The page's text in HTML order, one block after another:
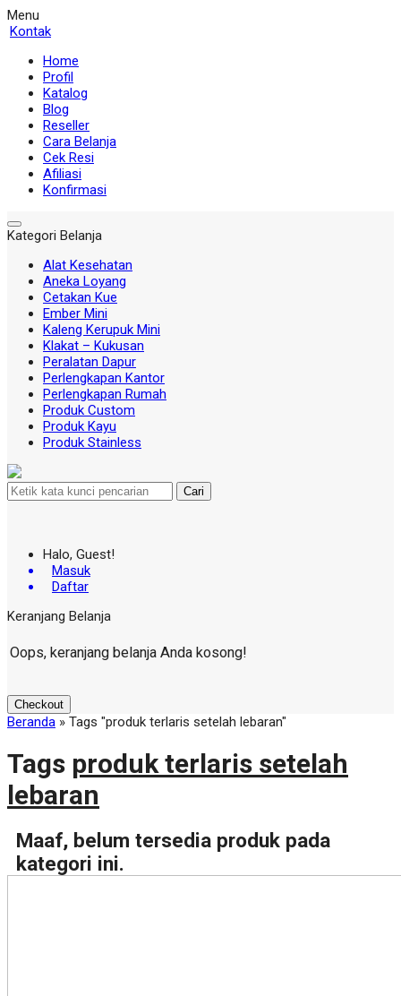
Menu
Kontak
Home
Profil
Katalog
Blog
Reseller
Cara Belanja
Cek Resi
Afiliasi
Konfirmasi
Kategori Belanja
Alat Kesehatan
Aneka Loyang
Cetakan Kue
Ember Mini
Kaleng Kerupuk Mini
Klakat – Kukusan
Peralatan Dapur
Perlengkapan Kantor
Perlengkapan Rumah
Produk Custom
Produk Kayu
Produk Stainless
Cari
Halo, Guest!
Masuk
Daftar
Keranjang Belanja
Oops, keranjang belanja Anda kosong!
Checkout
Beranda » Tags "produk terlaris setelah lebaran"
Tags produk terlaris setelah
lebaran
Maaf, belum tersedia produk pada
kategori ini.